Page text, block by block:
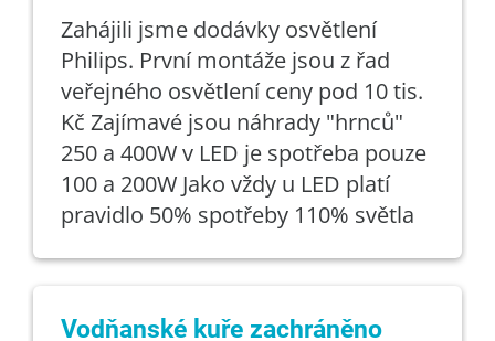
Zahájili jsme dodávky osvětlení
Philips. První montáže jsou z řad
veřejného osvětlení ceny pod 10 tis.
Kč Zajímavé jsou náhrady "hrnců"
250 a 400W v LED je spotřeba pouze
100 a 200W Jako vždy u LED platí
pravidlo 50% spotřeby 110% světla
Vodňanské kuře zachráněno